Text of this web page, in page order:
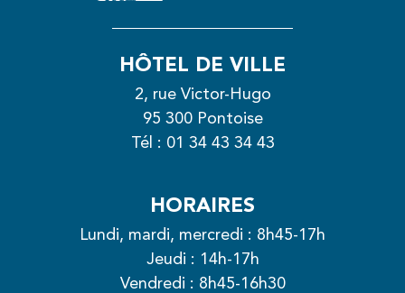
HÔTEL DE VILLE
2, rue Victor-Hugo
95 300 Pontoise
Tél : 01 34 43 34 43
HORAIRES
Lundi, mardi, mercredi : 8h45-17h
Jeudi : 14h-17h
Vendredi : 8h45-16h30